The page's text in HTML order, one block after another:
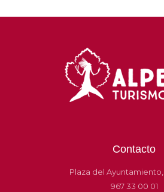
Contacto
Plaza del Ayuntamiento,
967 33 00 01